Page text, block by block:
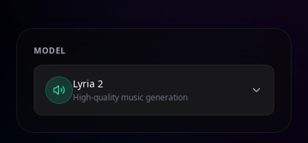
MODEL
Lyria 2
High-quality music generation